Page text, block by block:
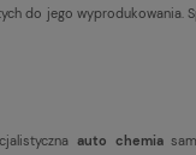
do jego wyprodukowania.
auto chemia